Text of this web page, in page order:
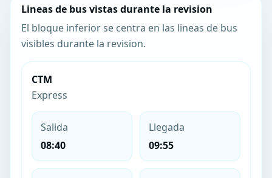
Lineas de bus vistas durante la revision
El bloque inferior se centra en las lineas de bus
visibles durante la revision.
CTM
Express
Salida
08:40
Llegada
09:55